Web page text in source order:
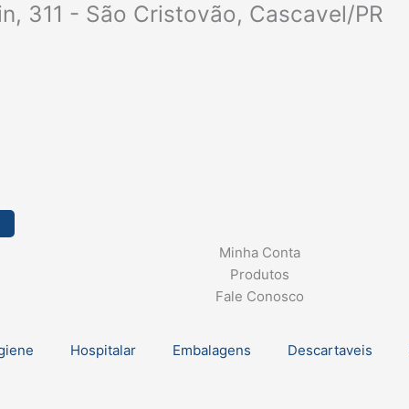
311 - São Cristovão, Cascavel/PR
Minha Conta
Produtos
Fale Conosco
Hospitalar Embalagens Descartaveis